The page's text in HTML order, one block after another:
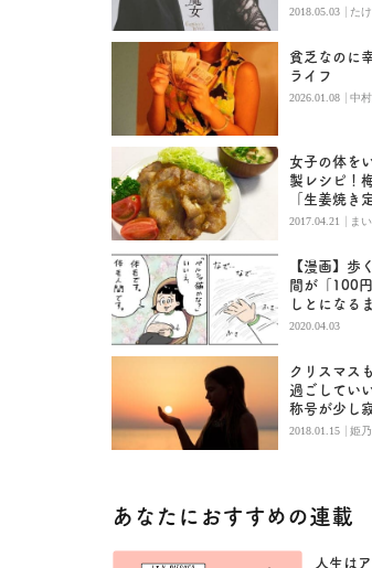
2018.05.03 | た
貧乏なのに
ライフ
2026.01.08 | 中
女子の体を
製レシピ！
「生姜焼き
2017.04.21 | ま
【漫画】歩
間が「100
しとになる
2020.04.03
クリスマス
過ごしてい
称号が少し
2018.01.15 | 姫
あなたにおすすめの連載
人生は